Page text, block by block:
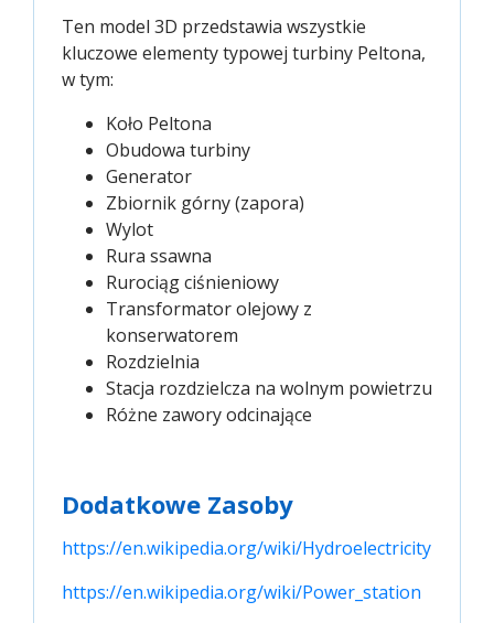
Ten model 3D przedstawia wszystkie
kluczowe elementy typowej turbiny Peltona,
w tym:
Koło Peltona
Obudowa turbiny
Generator
Zbiornik górny (zapora)
Wylot
Rura ssawna
Rurociąg ciśnieniowy
Transformator olejowy z
konserwatorem
Rozdzielnia
Stacja rozdzielcza na wolnym powietrzu
Różne zawory odcinające
Dodatkowe Zasoby
https://en.wikipedia.org/wiki/Hydroelectricity
https://en.wikipedia.org/wiki/Power_station